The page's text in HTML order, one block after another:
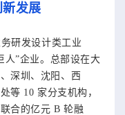
发展
研发设计类工业
人”企业。总部设在大
深圳、沈阳、西
等 10 家分支机构，
合的亿元 B 轮融